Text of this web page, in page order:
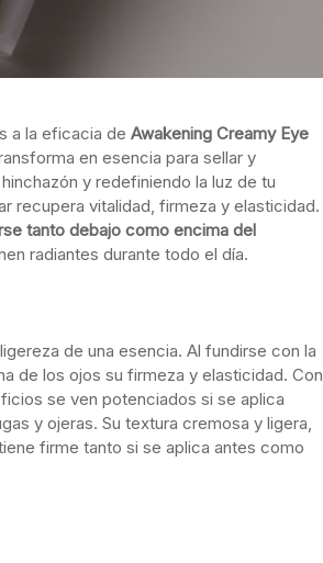
a la eficacia de Awakening Creamy Eye
en esencia para sellar y
y redefiniendo la luz de tu
recupera vitalidad, firmeza y elasticidad.
tanto debajo como encima del
radiantes durante todo el día.
de una esencia. Al fundirse con la
de los ojos su firmeza y elasticidad. Con
se ven potenciados si se aplica
y ojeras. Su textura cremosa y ligera,
firme tanto si se aplica antes como